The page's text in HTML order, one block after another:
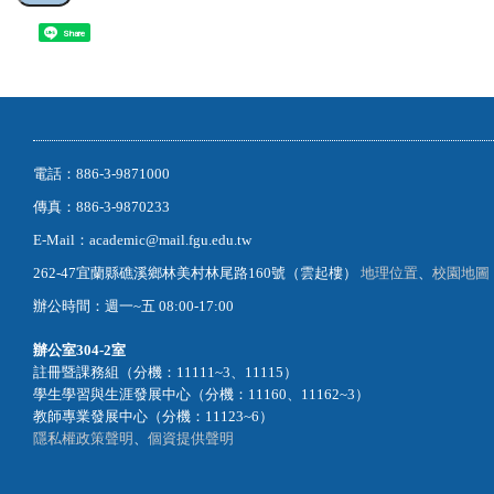
Share
電話：886-3-9871000
傳真：886-3-9870233
E-Mail：academic@mail.fgu.edu.tw
262-47宜蘭縣礁溪鄉林美村林尾路160號（雲起樓） 地理位置、 校園地圖
辦公時間：週一~五 08:00-17:00
辦公室304-2室
註冊暨課務組（分機：11111~3、11115）
學生學習與生涯發展中心（分機：11160、11162~3）
教師專業發展中心（分機：11123~6）
隱私權政策聲明 、 個資提供聲明